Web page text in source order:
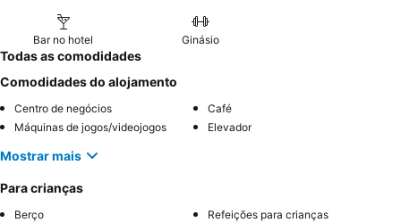
Bar no hotel Ginásio
Todas as comodidades
Comodidades do alojamento
Centro de negócios
Café
Máquinas de jogos/videojogos
Elevador
Mostrar mais
Para crianças
Berço Refeições para crianças